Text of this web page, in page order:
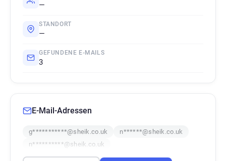
—
STANDORT
—
GEFUNDENE E-MAILS
3
E-Mail-Adressen
g***********@sheik.co.uk
n******@sheik.co.uk
n**********@sheik.co.uk